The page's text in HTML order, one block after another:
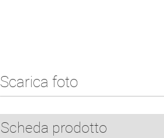
Scarica foto
Scheda prodotto